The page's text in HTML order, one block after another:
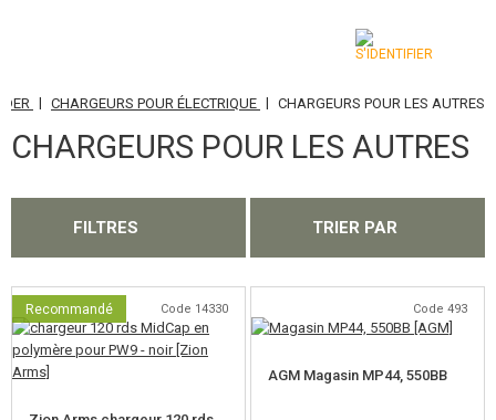
CATÉGORIES
AIRSOFT GUNS
LANCE-GRENADES, GRENADES
BILLES, GAZ
BATTERIES, CHARGEURS
| CHARGEURS POUR ÉLECTRIQUE | CHARGEURS POUR LES AUTRES
CHARGEURS POUR LES AUTRES
FILTRES TRIER PAR
Recommandé Code 14330 Code 493
AGM Magasin MP44, 550BB